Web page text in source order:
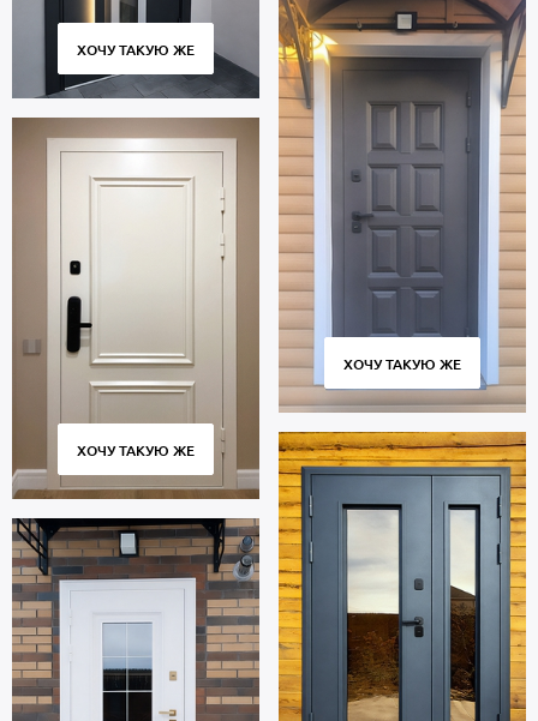
ХОЧУ ТАКУЮ ЖЕ
ХОЧУ ТАКУЮ ЖЕ
ХОЧУ ТАКУЮ ЖЕ